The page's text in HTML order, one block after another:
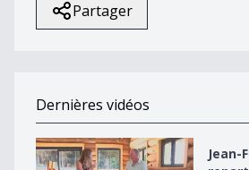
Partager
Dernières vidéos
Jean-François Thuillard repart
Jean-